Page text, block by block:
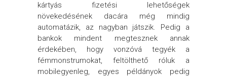
kártyás fizetési lehetőségek
növekedésének dacára még mindig
automatázik, az nagyban játszik. Pedig a
bankok mindent megtesznek annak
érdekében, hogy vonzóvá tegyék a
fémmonstrumokat, feltölthető róluk a
mobilegyenleg, egyes példányok pedig